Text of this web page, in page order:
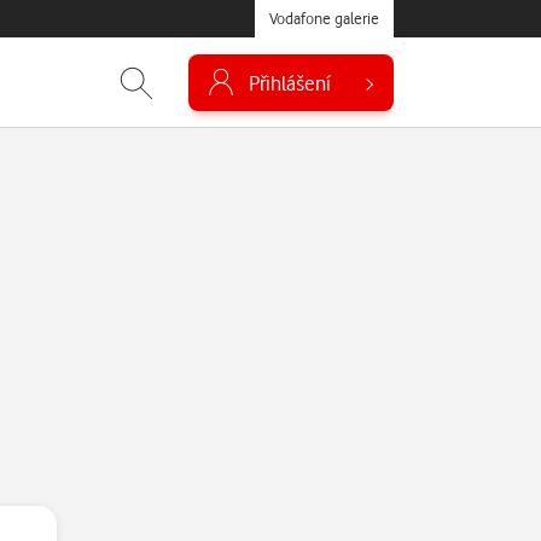
Vodafone galerie
Přihlášení